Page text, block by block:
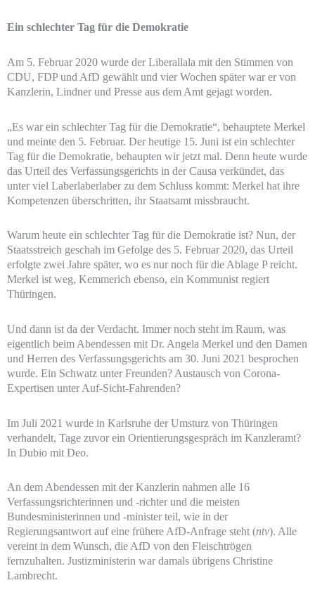
Ein schlechter Tag für die Demokratie
Am 5. Februar 2020 wurde der Liberallala mit den Stimmen von
CDU, FDP und AfD gewählt und vier Wochen später war er von
Kanzlerin, Lindner und Presse aus dem Amt gejagt worden.
„Es war ein schlechter Tag für die Demokratie“, behauptete Merkel
und meinte den 5. Februar. Der heutige 15. Juni ist ein schlechter
Tag für die Demokratie, behaupten wir jetzt mal. Denn heute wurde
das Urteil des Verfassungsgerichts in der Causa verkündet, das
unter viel Laberlaberlaber zu dem Schluss kommt: Merkel hat ihre
Kompetenzen überschritten, ihr Staatsamt missbraucht.
Warum heute ein schlechter Tag für die Demokratie ist? Nun, der
Staatsstreich geschah im Gefolge des 5. Februar 2020, das Urteil
erfolgte zwei Jahre später, wo es nur noch für die Ablage P reicht.
Merkel ist weg, Kemmerich ebenso, ein Kommunist regiert
Thüringen.
Und dann ist da der Verdacht. Immer noch steht im Raum, was
eigentlich beim Abendessen mit Dr. Angela Merkel und den Damen
und Herren des Verfassungsgerichts am 30. Juni 2021 besprochen
wurde. Ein Schwatz unter Freunden? Austausch von Corona-
Expertisen unter Auf-Sicht-Fahrenden?
Im Juli 2021 wurde in Karlsruhe der Umsturz von Thüringen
verhandelt, Tage zuvor ein Orientierungsgespräch im Kanzleramt?
In Dubio mit Deo.
An dem Abendessen mit der Kanzlerin nahmen alle 16
Verfassungsrichterinnen und -richter und die meisten
Bundesministerinnen und -minister teil, wie in der
Regierungsantwort auf eine frühere AfD-Anfrage steht (ntv). Alle
vereint in dem Wunsch, die AfD von den Fleischtrögen
fernzuhalten. Justizministerin war damals übrigens Christine
Lambrecht.